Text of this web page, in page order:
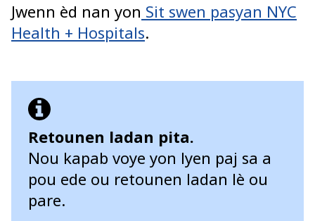
Jwenn èd nan yon Sit swen pasyan NYC
Health + Hospitals.
Retounen ladan pita.
Nou kapab voye yon lyen paj sa a
pou ede ou retounen ladan lè ou
pare.